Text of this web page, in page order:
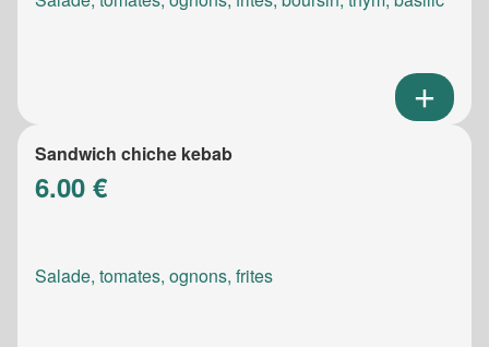
Sandwich chiche kebab
6.00 €
Salade, tomates, ognons, frites